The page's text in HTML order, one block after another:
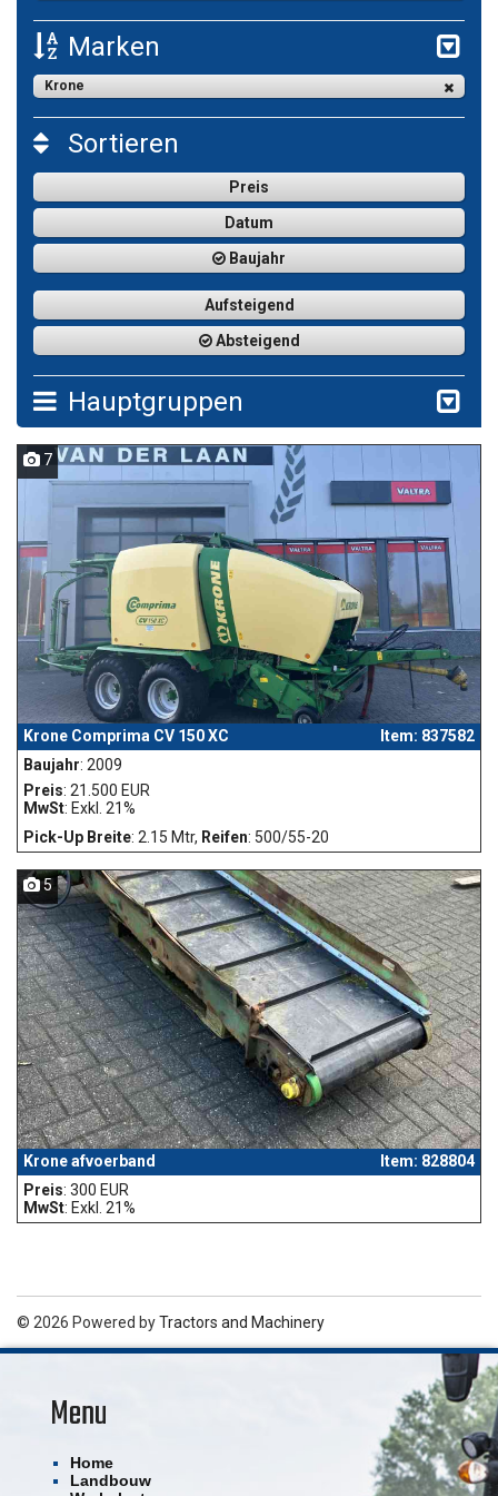
Marken
Krone
Sortieren
Preis
Datum
Baujahr
Aufsteigend
Absteigend
Hauptgruppen
7
Krone Comprima CV 150 XC
Item: 837582
Baujahr: 2009
Preis: 21.500 EUR
MwSt: Exkl. 21%
Pick-Up Breite: 2.15 Mtr, Reifen: 500/55-20
5
Krone afvoerband
Item: 828804
Preis: 300 EUR
MwSt: Exkl. 21%
© 2026 Powered byTractors and Machinery
Menu
Home
Landbouw